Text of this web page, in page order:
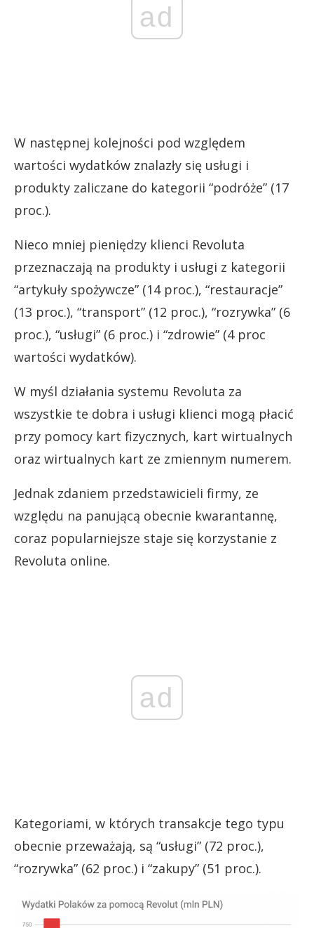
ad
W następnej kolejności pod względem
wartości wydatków znalazły się usługi i
produkty zaliczane do kategorii “podróże” (17
proc.).
Nieco mniej pieniędzy klienci Revoluta
przeznaczają na produkty i usługi z kategorii
“artykuły spożywcze” (14 proc.), “restauracje”
(13 proc.), “transport” (12 proc.), “rozrywka” (6
proc.), “usługi” (6 proc.) i “zdrowie” (4 proc
wartości wydatków).
W myśl działania systemu Revoluta za
wszystkie te dobra i usługi klienci mogą płacić
przy pomocy kart fizycznych, kart wirtualnych
oraz wirtualnych kart ze zmiennym numerem.
Jednak zdaniem przedstawicieli firmy, ze
względu na panującą obecnie kwarantannę,
coraz popularniejsze staje się korzystanie z
Revoluta online.
ad
Kategoriami, w których transakcje tego typu
obecnie przeważają, są “usługi” (72 proc.),
“rozrywka” (62 proc.) i “zakupy” (51 proc.).